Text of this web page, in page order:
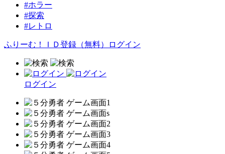
#ホラー
#探索
#レトロ
ふりーむ！ＩＤ登録（無料） ログイン
ログイン